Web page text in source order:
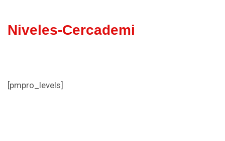
Niveles-Cercademi
[pmpro_levels]